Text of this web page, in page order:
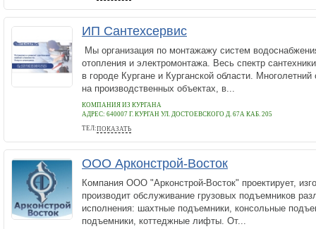
ИП Сантехсервис
Мы организация по монтажажу систем
отопления и электромонтажа. Весь спектр
в городе Кургане и Курганской области.
на производственных объектах, в...
КОМПАНИЯ ИЗ КУРГАНА
АДРЕС: 640007 Г. КУРГАН УЛ. ДОСТОЕВСКОГО Д. 67А КАБ. 205
ТЕЛ:ПОКАЗАТЬ
+7(912)578-18-82
ООО Арконстрой-Восток
Компания ООО "Арконстрой-Восток" проектирует,
производит обслуживание грузовых подъемников
исполнения: шахтные подъемники, консольные
подъемники, коттеджные лифты. От...